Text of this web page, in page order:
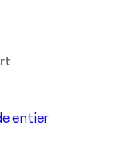
entier